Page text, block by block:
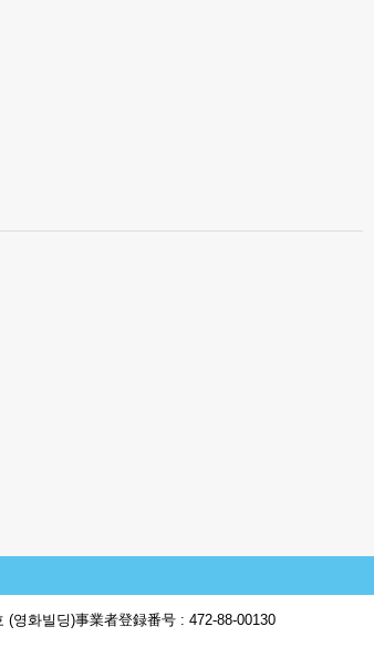
(영화빌딩)事業者登録番号 : 472-88-00130